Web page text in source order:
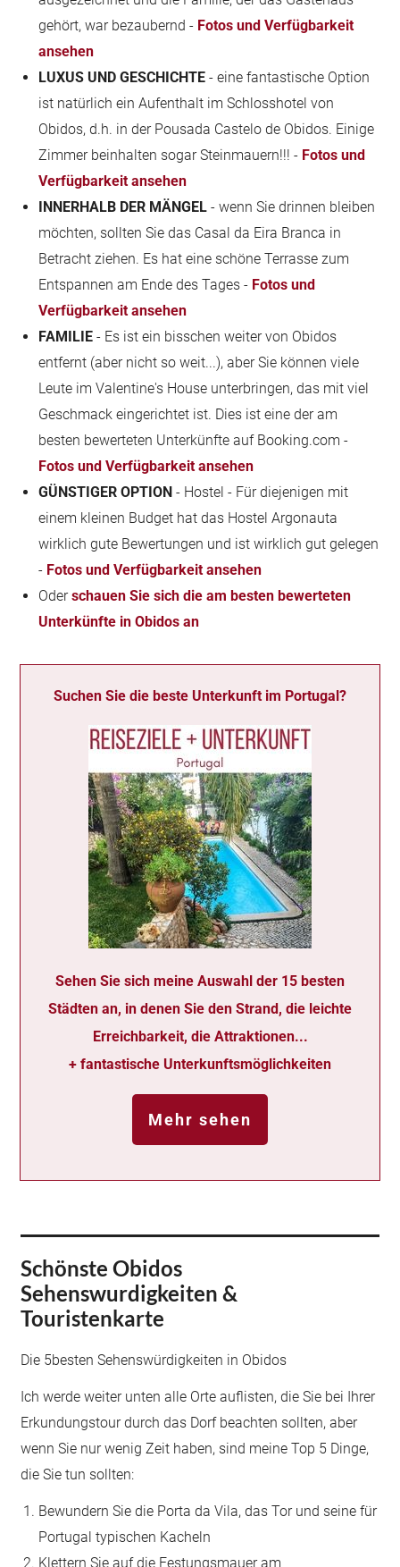
gehört, war bezaubernd - Fotos und Verfügbarkeit
ansehen
LUXUS UND GESCHICHTE - eine fantastische Option
ist natürlich ein Aufenthalt im Schlosshotel von
Obidos, d.h. in der Pousada Castelo de Obidos. Einige
Zimmer beinhalten sogar Steinmauern!!! - Fotos und
Verfügbarkeit ansehen
INNERHALB DER MÄNGEL - wenn Sie drinnen bleiben
möchten, sollten Sie das Casal da Eira Branca in
Betracht ziehen. Es hat eine schöne Terrasse zum
Entspannen am Ende des Tages - Fotos und
Verfügbarkeit ansehen
FAMILIE - Es ist ein bisschen weiter von Obidos
entfernt (aber nicht so weit...), aber Sie können viele
Leute im Valentine's House unterbringen, das mit viel
Geschmack eingerichtet ist. Dies ist eine der am
besten bewerteten Unterkünfte auf Booking.com -
Fotos und Verfügbarkeit ansehen
GÜNSTIGER OPTION - Hostel - Für diejenigen mit
einem kleinen Budget hat das Hostel Argonauta
wirklich gute Bewertungen und ist wirklich gut gelegen
- Fotos und Verfügbarkeit ansehen
Oderschauen Sie sich die am besten bewerteten
Unterkünfte in Obidos an
Suchen Sie die beste Unterkunft im Portugal?
Sehen Sie sich meine Auswahl der 15 besten
Städten an, in denen Sie den Strand, die leichte
Erreichbarkeit, die Attraktionen...
+ fantastische Unterkunftsmöglichkeiten
Mehr sehen
Schönste Obidos
Sehenswurdigkeiten &
Touristenkarte
Die 5besten Sehenswürdigkeiten in Obidos
Ich werde weiter unten alle Orte auflisten, die Sie bei Ihrer
Erkundungstour durch das Dorf beachten sollten, aber
wenn Sie nur wenig Zeit haben, sind meine Top 5 Dinge,
die Sie tun sollten:
Bewundern Sie die Porta da Vila, das Tor und seine für
Portugal typischen Kacheln
Klettern Sie auf die Festungsmauer am